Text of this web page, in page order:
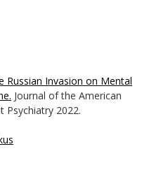
Russian Invasion on Mental
Journal of the American
Psychiatry 2022.